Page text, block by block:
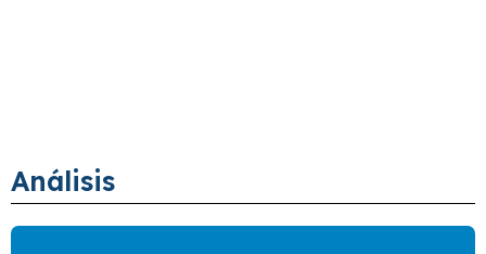
Análisis